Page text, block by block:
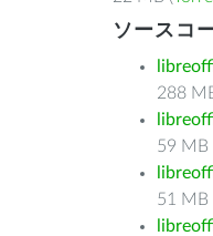
ソースコ
288
59 MB
51 MB